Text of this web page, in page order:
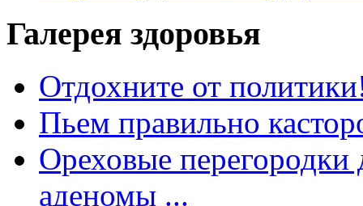
Галерея здоровья
Отдохните от
Пьем правильно
Ореховые перегородки
аденомы ...